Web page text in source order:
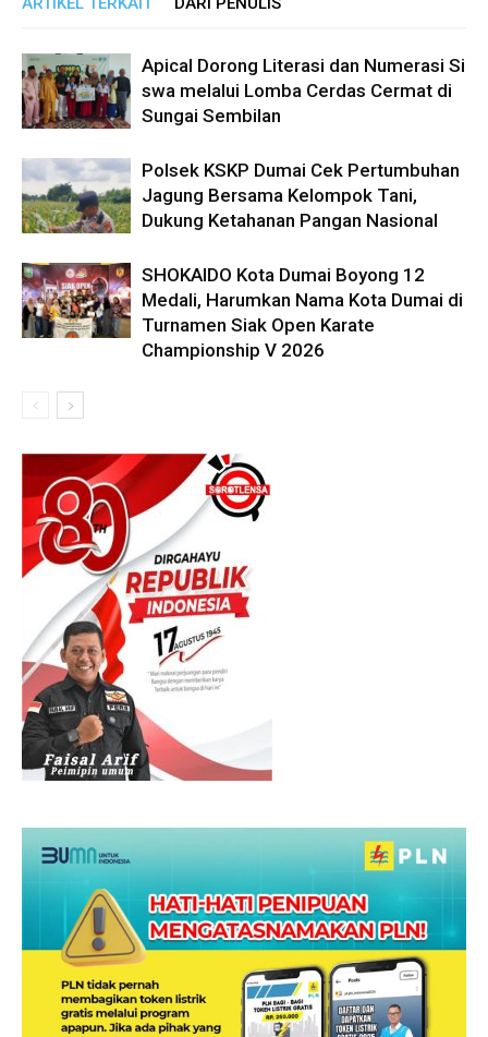
Apical Dorong Literasi dan Numerasi Si
swa melalui Lomba Cerdas Cermat di
Sungai Sembilan
Polsek KSKP Dumai Cek Pertumbuhan
Jagung Bersama Kelompok Tani,
Dukung Ketahanan Pangan Nasional
SHOKAIDO Kota Dumai Boyong 12
Medali, Harumkan Nama Kota Dumai di
Turnamen Siak Open Karate
Championship V 2026